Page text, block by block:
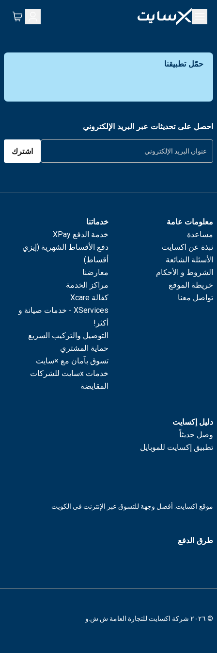
حمّل تطبيقنا
احصل على تحديثات عبر البريد الإلكتروني
اشترك
معلومات عامة
مساعدة
نبذة عن اكسايت
الأسئلة الشائعة
الشروط و الأحكام
خريطة الموقع
تواصل معنا
خدماتنا
خدمة الدفع XPay
دفع الأقساط الشهرية (إيزي
أقساط)
معارضنا
مراكز الخدمة
كفالة Xcare
XServices - خدمات صيانة و
أكثر!
التوصيل والتركيب السريع
حماية المشتري
تسوق بآمان مع ×سايت
خدمات xسايت للشركات
المقايضة
دليل إكسايت
وصل حديثاً
تطبيق إكسايت للموبايل
موقع اكسايت: أفضل وجهة للتسوق عبر الإنترنت في الكويت
طرق الدفع
© ٢٠٢٦ شركة اكسايت للتجارة العامة ش.ش.و